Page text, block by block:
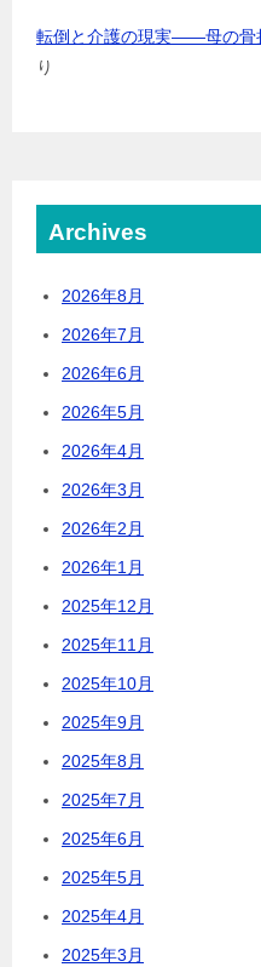
転倒と介護の現実――母の骨
り
Archives
2026年8月
2026年7月
2026年6月
2026年5月
2026年4月
2026年3月
2026年2月
2026年1月
2025年12月
2025年11月
2025年10月
2025年9月
2025年8月
2025年7月
2025年6月
2025年5月
2025年4月
2025年3月